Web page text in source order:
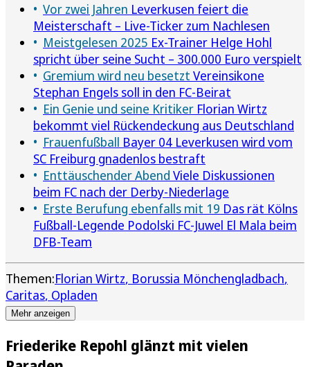
Vor zwei Jahren Leverkusen feiert die
Meisterschaft – Live-Ticker zum Nachlesen
Meistgelesen 2025 Ex-Trainer Helge Hohl
spricht über seine Sucht – 300.000 Euro verspielt
Gremium wird neu besetzt Vereinsikone
Stephan Engels soll in den FC-Beirat
Ein Genie und seine Kritiker Florian Wirtz
bekommt viel Rückendeckung aus Deutschland
Frauenfußball Bayer 04 Leverkusen wird vom
SC Freiburg gnadenlos bestraft
Enttäuschender Abend Viele Diskussionen
beim FC nach der Derby-Niederlage
Erste Berufung ebenfalls mit 19 Das rät Kölns
Fußball-Legende Podolski FC-Juwel El Mala beim
DFB-Team
Themen:Florian Wirtz Borussia Mönchengladbach
Caritas Opladen
Mehr anzeigen
Friederike Repohl glänzt mit vielen